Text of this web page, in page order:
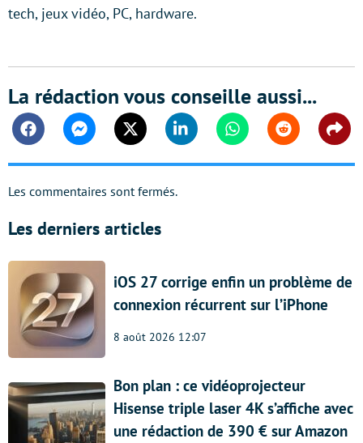
tech, jeux vidéo, PC, hardware.
La rédaction vous conseille aussi...
FacebookMessengerTwitter Linkedin WhatsappReddit
Les commentaires sont fermés.
Les derniers articles
iOS 27 corrige enfin un problème de
connexion récurrent sur l’iPhone
8 août 2026 12:07
Bon plan : ce vidéoprojecteur
Hisense triple laser 4K s’affiche avec
une rédaction de 390 € sur Amazon